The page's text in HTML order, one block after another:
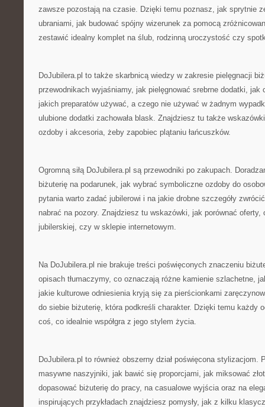
zawsze pozostają na czasie. Dzięki temu poznasz, jak sprytnie
ubraniami, jak budować spójny wizerunek za pomocą
zestawić idealny komplet na ślub, rodzinną uroczystość czy
DoJubilera.pl to także skarbnicą wiedzy w zakresie pielęgnacji
przewodnikach wyjaśniamy, jak pielęgnować srebrne dodatki, jak
jakich preparatów używać, a czego nie używać w żadnym
ulubione dodatki zachowała blask. Znajdziesz tu także
ozdoby i akcesoria, żeby zapobiec plątaniu łańcuszków.
Ogromną siłą DoJubilera.pl są przewodniki po zakupach.
biżuterię na podarunek, jak wybrać symboliczne ozdoby do
pytania warto zadać jubilerowi i na jakie drobne szczegóły
nabrać na pozory. Znajdziesz tu wskazówki, jak porównać oferty,
jubilerskiej, czy w sklepie internetowym.
Na DoJubilera.pl nie brakuje treści poświęconych znaczeniu
opisach tłumaczymy, co oznaczają różne kamienie szlachetne,
jakie kulturowe odniesienia kryją się za pierścionkami
do siebie biżuterię, która podkreśli charakter. Dzięki temu każdy
coś, co idealnie współgra z jego stylem życia.
DoJubilera.pl to również obszerny dział poświęcona stylizacjom.
masywne naszyjniki, jak bawić się proporcjami, jak miksować
dopasować biżuterię do pracy, na casualowe wyjścia oraz na
inspirujących przykładach znajdziesz pomysły, jak z kilku